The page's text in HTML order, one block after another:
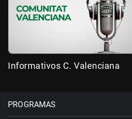
Informativos C. Valenciana
PROGRAMAS